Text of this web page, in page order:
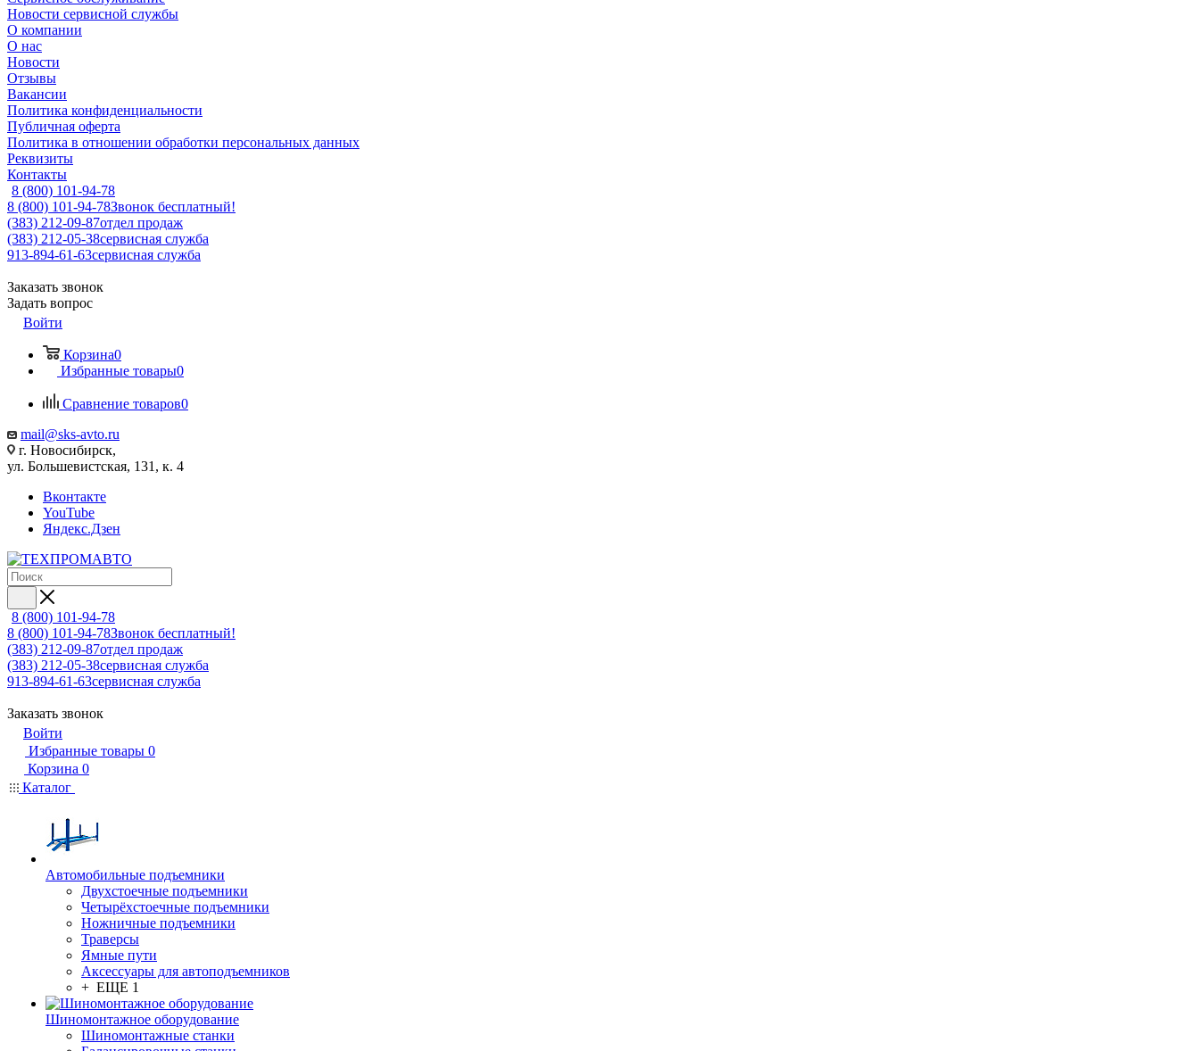
Новости сервисной службы
О компании
О нас
Новости
Отзывы
Вакансии
Политика конфиденциальности
Публичная оферта
Политика в отношении обработки персональных данных
Реквизиты
Контакты
8 (800) 101-94-78
8 (800) 101-94-78Звонок бесплатный!
(383) 212-09-87отдел продаж
(383) 212-05-38сервисная служба
913-894-61-63сервисная служба
Заказать звонок
Задать вопрос
Войти
Корзина0
Избранные товары0
Сравнение товаров0
mail@sks-avto.ru
г. Новосибирск,
ул. Большевистская, 131, к. 4
Вконтакте
YouTube
Яндекс.Дзен
8 (800) 101-94-78
8 (800) 101-94-78Звонок бесплатный!
(383) 212-09-87отдел продаж
(383) 212-05-38сервисная служба
913-894-61-63сервисная служба
Заказать звонок
Войти
Избранные товары 0
Корзина 0
Каталог
Автомобильные подъемники
Двухстоечные подъемники
Четырёхстоечные подъемники
Ножничные подъемники
Траверсы
Ямные пути
Аксессуары для автоподъемников
+ ЕЩЕ 1
Шиномонтажное оборудование
Шиномонтажные станки